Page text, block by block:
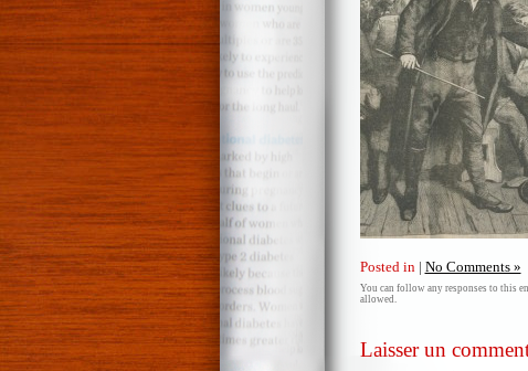
Posted in | No Comments »
You can follow any responses to this
allowed.
Laisser un